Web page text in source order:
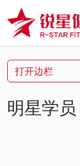
Skip to content
Skip to footer
明星学员
打开边栏